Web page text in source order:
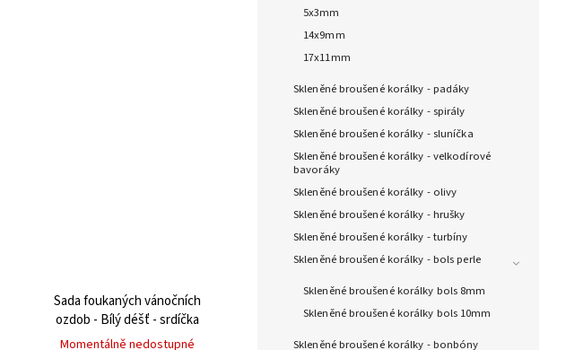
5x3mm
14x9mm
17x11mm
Skleněné broušené korálky - padáky
Skleněné broušené korálky - spirály
Skleněné broušené korálky - sluníčka
Skleněné broušené korálky - velkodírové
bavoráky
Skleněné broušené korálky - olivy
Skleněné broušené korálky - hrušky
Skleněné broušené korálky - turbíny
Skleněné broušené korálky - bols perle
Skleněné broušené korálky bols 8mm
Skleněné broušené korálky bols 10mm
Skleněné broušené korálky - bonbóny
Sada foukaných vánočních
ozdob - Bílý déšť - srdíčka
Momentálně nedostupné